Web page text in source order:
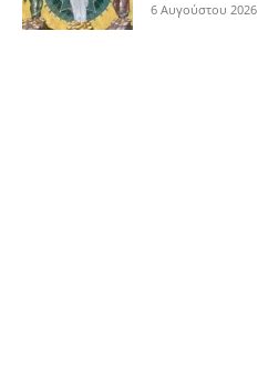
6 Αυγούστου 2026